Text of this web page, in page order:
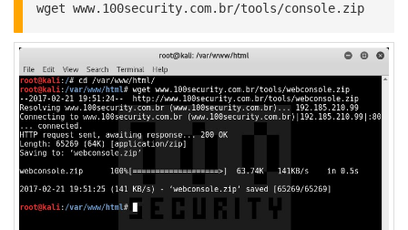
wget www.100security.com.br/tools/console.zip